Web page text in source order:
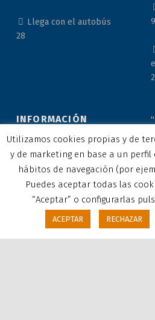
MENU
Llega con el autobús
28
INFORMACIÓN
Política de Privacidad y
Protección de Datos
Política de cookies
Aviso legal
Utilizamos cookies propias y de
y de marketing en base a un
hábitos de navegación (por
Puedes aceptar todas las
“Aceptar” o configurarlas
ACEPTAR RECHAZAR